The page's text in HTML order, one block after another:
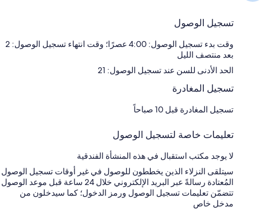
تسجيل الوصول
وقت بدء تسجيل الوصول: 4:00 عصرًا؛ وقت انتهاء تسجيل الوصول: 2
بعد منتصف الليل
الحد الأدنى للسن عند تسجيل الوصول: 21
تسجيل المغادرة
تسجيل المغادرة قبل 10 صباحاً
تعليمات خاصة لتسجيل الوصول
لا يوجد مكتب استقبال في هذه المنشأة الفندقية
سيتلقى النزلاء الذين يخططون للوصول في غير أوقات تسجيل الوصول
المُعتادة رسالةً عبر البريد الإلكتروني خلال 24 ساعة قبل موعد الوصول
تتضمّن تعليمات تسجيل الوصول ورمز الدخول؛ كما سيدخلون من
مدخل خاص